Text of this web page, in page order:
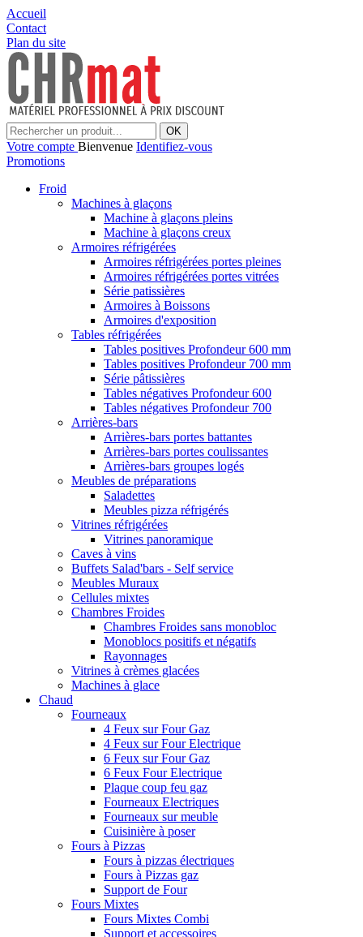
Accueil
Contact
Plan du site
OK
Votre compte Bienvenue Identifiez-vous
Promotions
Froid
Machines à glaçons
Machine à glaçons pleins
Machine à glaçons creux
Armoires réfrigérées
Armoires réfrigérées portes pleines
Armoires réfrigérées portes vitrées
Série patissières
Armoires à Boissons
Armoires d'exposition
Tables réfrigérées
Tables positives Profondeur 600 mm
Tables positives Profondeur 700 mm
Série pâtissières
Tables négatives Profondeur 600
Tables négatives Profondeur 700
Arrières-bars
Arrières-bars portes battantes
Arrières-bars portes coulissantes
Arrières-bars groupes logés
Meubles de préparations
Saladettes
Meubles pizza réfrigérés
Vitrines réfrigérées
Vitrines panoramique
Caves à vins
Buffets Salad'bars - Self service
Meubles Muraux
Cellules mixtes
Chambres Froides
Chambres Froides sans monobloc
Monoblocs positifs et négatifs
Rayonnages
Vitrines à crèmes glacées
Machines à glace
Chaud
Fourneaux
4 Feux sur Four Gaz
4 Feux sur Four Electrique
6 Feux sur Four Gaz
6 Feux Four Electrique
Plaque coup feu gaz
Fourneaux Electriques
Fourneaux sur meuble
Cuisinière à poser
Fours à Pizzas
Fours à pizzas électriques
Fours à Pizzas gaz
Support de Four
Fours Mixtes
Fours Mixtes Combi
Support et accessoires